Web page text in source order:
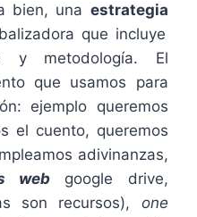
bien, una estrategia
que incluye
y metodología. El
que usamos para
ejemplo queremos
el cuento, queremos
adivinanzas,
web google drive,
son recursos), one